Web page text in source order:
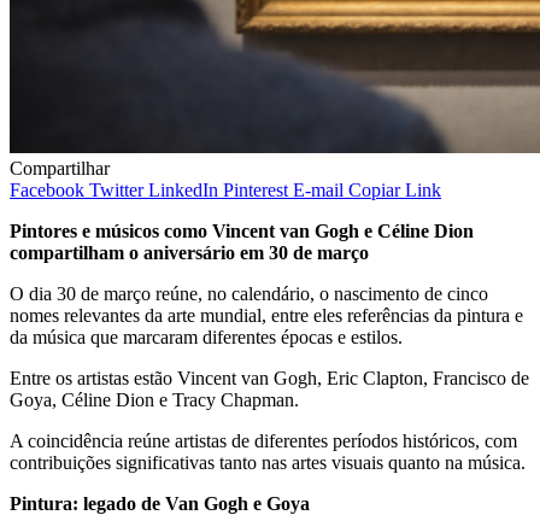
Compartilhar
Facebook Twitter LinkedIn Pinterest E-mail Copiar Link
Pintores e músicos como Vincent van Gogh e Céline Dion
compartilham o aniversário em 30 de março
O dia 30 de março reúne, no calendário, o nascimento de cinco
nomes relevantes da arte mundial, entre eles referências da pintura e
da música que marcaram diferentes épocas e estilos.
Entre os artistas estão Vincent van Gogh, Eric Clapton, Francisco de
Goya, Céline Dion e Tracy Chapman.
A coincidência reúne artistas de diferentes períodos históricos, com
contribuições significativas tanto nas artes visuais quanto na música.
Pintura: legado de Van Gogh e Goya